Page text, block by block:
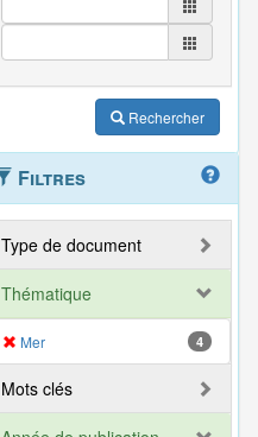
Rechercher
Filtres
Type de document
Thématique
Mer 4
Mots clés